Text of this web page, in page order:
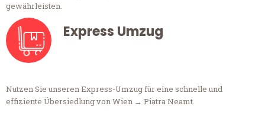
gewährleisten.
Express Umzug
Nutzen Sie unseren Express-Umzug für eine schnelle und
effiziente Übersiedlung von Wien → Piatra Neamt.